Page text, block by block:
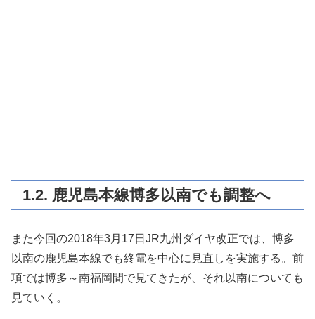
1.2. 鹿児島本線博多以南でも調整へ
また今回の2018年3月17日JR九州ダイヤ改正では、博多
以南の鹿児島本線でも終電を中心に見直しを実施する。前
項では博多～南福岡間で見てきたが、それ以南についても
見ていく。